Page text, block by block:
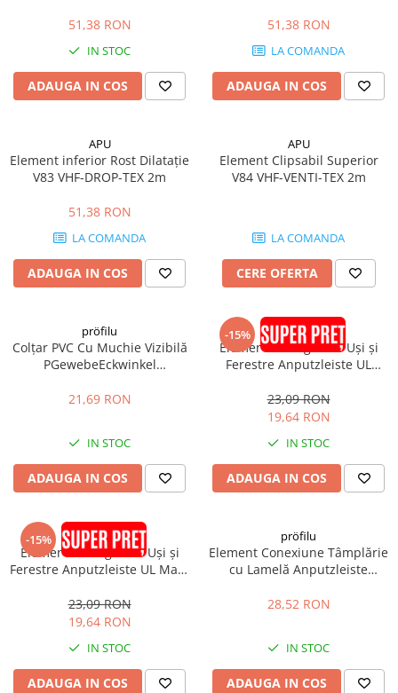
51,38 RON
IN STOC
ADAUGA IN COS
51,38 RON
LA COMANDA
ADAUGA IN COS
APU
Element inferior Rost Dilatație
V83 VHF-DROP-TEX 2m
51,38 RON
LA COMANDA
ADAUGA IN COS
APU
Element Clipsabil Superior
V84 VHF-VENTI-TEX 2m
LA COMANDA
CERE OFERTA
pröfilu
Colțar PVC Cu Muchie Vizibilă
PGewebeEckwinkel
21,69 RON
IN STOC
ADAUGA IN COS
-15% pröfilu
Element de Legătură Uși și
Ferestre Anputzleiste UL
23,09 RON
19,64 RON
IN STOC
ADAUGA IN COS
-15% pröfilu
Element de Legătură Uși și
Ferestre Anputzleiste UL Maro
23,09 RON
19,64 RON
IN STOC
ADAUGA IN COS
pröfilu
Element Conexiune Tâmplărie
cu Lamelă Anputzleiste
2D 9mm 2.6m
28,52 RON
IN STOC
ADAUGA IN COS